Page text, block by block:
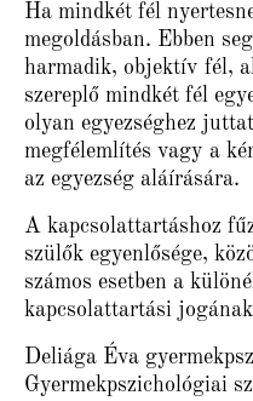
Ha mindkét fél
megoldásban. Ebben
harmadik, objektív fél,
szereplő mindkét fél
olyan egyezséghez
megfélemlítés vagy a
az egyezség aláírására.
A kapcsolattartáshoz
szülők egyenlősége,
számos esetben a
kapcsolattartási
Deliága Éva
Gyermekpszichológiai